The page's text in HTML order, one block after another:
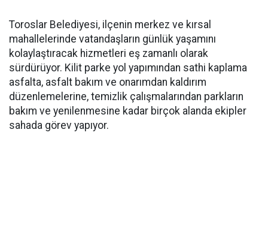
Toroslar Belediyesi, ilçenin merkez ve kırsal
mahallelerinde vatandaşların günlük yaşamını
kolaylaştıracak hizmetleri eş zamanlı olarak
sürdürüyor. Kilit parke yol yapımından sathi kaplama
asfalta, asfalt bakım ve onarımdan kaldırım
düzenlemelerine, temizlik çalışmalarından parkların
bakım ve yenilenmesine kadar birçok alanda ekipler
sahada görev yapıyor.